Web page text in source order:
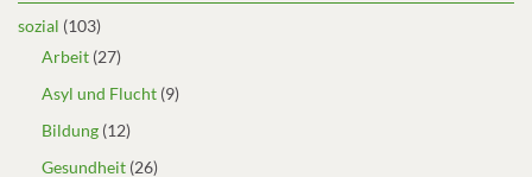
sozial (103)
Arbeit (27)
Asyl und Flucht (9)
Bildung (12)
Gesundheit (26)